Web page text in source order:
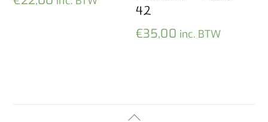
42
€35,00 inc. BTW
Back